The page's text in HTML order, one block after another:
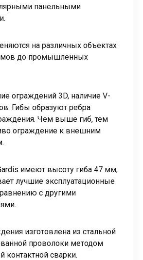
панельными
на различных объектах
до промышленных
ограждений 3D, наличие V-
Гибы образуют ребра
Чем выше гиб, тем
ограждение к внешним
имеют высоту гиба 47 мм,
лучшие эксплуатационные
с другими
изготовлена из стальной
проволоки методом
контактной сварки.